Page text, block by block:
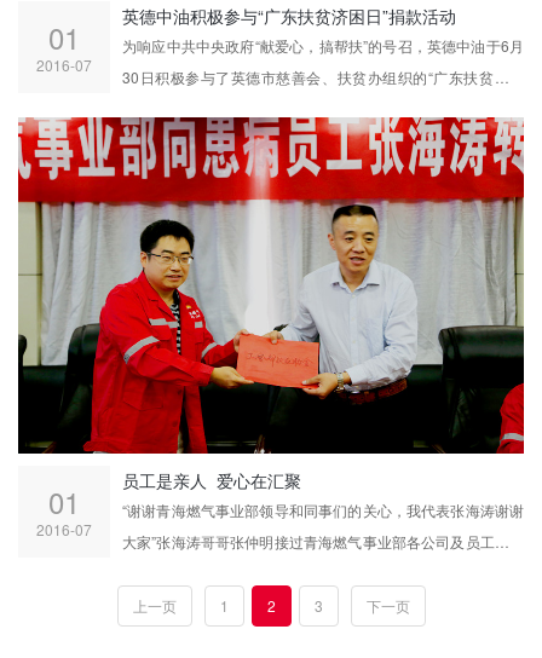
01
2016-07
英德中油积极参与“广东扶贫济困日”捐款活动
为响应中共中央政府“献爱心，搞帮扶”的号召，英德中油于6月
30日积极参与了英德市慈善会、扶贫办组织的“广东扶贫济困
01
2016-07
员工是亲人 爱心在汇聚
“谢谢青海燃气事业部领导和同事们的关心，我代表张海涛谢谢
大家”张海涛哥哥张仲明接过青海燃气事业部各公司及员工充满
体员工不停表示感谢。6月22日上午9时，青海燃气事业部举行
上一页 1 2 3 下一页